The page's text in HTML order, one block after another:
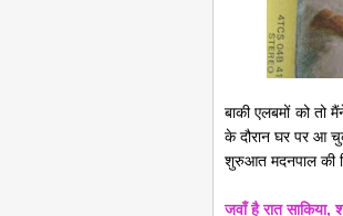
बाकी एलबमों को तो
के दौरान घर पर आ
शुरुआत मदनपाल की
जवाँ है रात साकिया,